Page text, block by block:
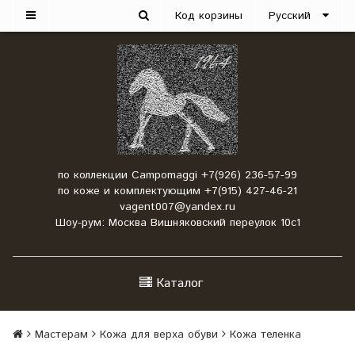
Русский
Код корзины
по коллекции Campomaggi +7(926) 236-57-99
по коже и комплектующим +7(915) 427-46-21
vagent007@yandex.ru
Шоу-рум: Москва Вишняковский переулок 10с1
Каталог
Мастерам Кожа для верха обуви
Кожа теленка